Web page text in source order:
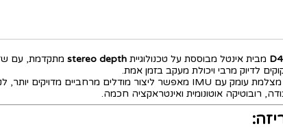
מבית אינטל מבוססת על טכנולוגיית stereo depth מתקדמת, עם
לדיוק מרבי ויכולת מעקב בזמן אמת.
רובוטיקה אוטונומית ואינטראקציה חכמה.